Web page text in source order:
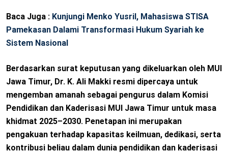
Baca Juga : Kunjungi Menko Yusril, Mahasiswa STISA
Pamekasan Dalami Transformasi Hukum Syariah ke
Sistem Nasional
Berdasarkan surat keputusan yang dikeluarkan oleh MUI
Jawa Timur, Dr. K. Ali Makki resmi dipercaya untuk
mengemban amanah sebagai pengurus dalam Komisi
Pendidikan dan Kaderisasi MUI Jawa Timur untuk masa
khidmat 2025–2030. Penetapan ini merupakan
pengakuan terhadap kapasitas keilmuan, dedikasi, serta
kontribusi beliau dalam dunia pendidikan dan kaderisasi